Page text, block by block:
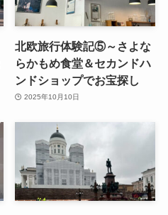
北欧旅行体験記⑤～さよな
らかもめ食堂＆セカンドハ
ンドショップでお宝探し
2025年10月10日